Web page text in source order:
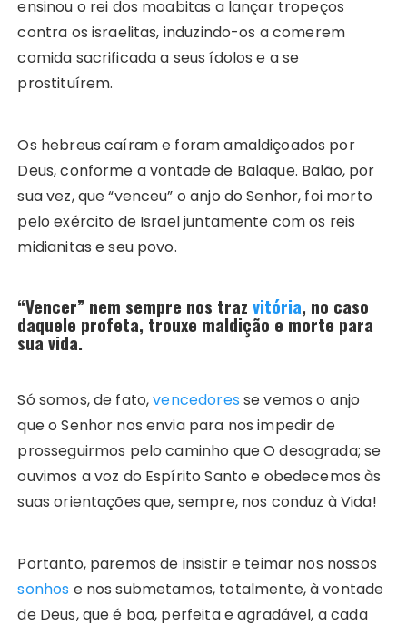
ensinou o rei dos moabitas a lançar tropeços
contra os israelitas, induzindo-os a comerem
comida sacrificada a seus ídolos e a se
prostituírem.
Os hebreus caíram e foram amaldiçoados por
Deus, conforme a vontade de Balaque. Balão, por
sua vez, que “venceu” o anjo do Senhor, foi morto
pelo exército de Israel juntamente com os reis
midianitas e seu povo.
“Vencer” nem sempre nos traz vitória, no caso
daquele profeta, trouxe maldição e morte para
sua vida.
Só somos, de fato,vencedores se vemos o anjo
que o Senhor nos envia para nos impedir de
prosseguirmos pelo caminho que O desagrada; se
ouvimos a voz do Espírito Santo e obedecemos às
suas orientações que, sempre, nos conduz à Vida!
Portanto, paremos de insistir e teimar nos nossos
sonhos e nos submetamos, totalmente, à vontade
de Deus, que é boa, perfeita e agradável, a cada